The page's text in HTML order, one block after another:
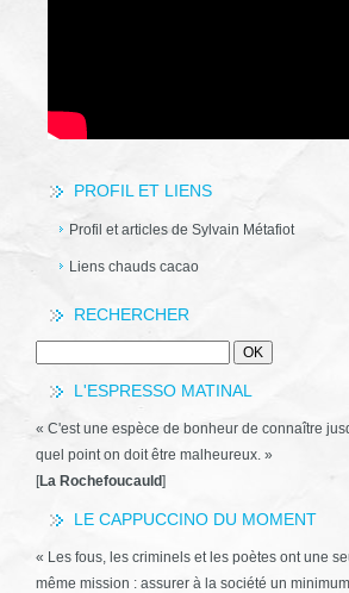
PROFIL ET LIENS
Profil et articles de Sylvain Métafiot
Liens chauds cacao
RECHERCHER
L'ESPRESSO MATINAL
« C'est une espèce de bonheur de connaître
quel point on doit être malheureux. »
[La Rochefoucauld]
LE CAPPUCCINO DU MOMENT
« Les fous, les criminels et les poètes ont une
même mission : assurer à la société un minimum